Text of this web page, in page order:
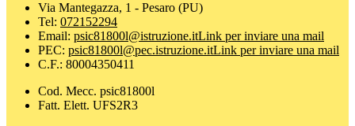
Via Mantegazza, 1 - Pesaro (PU)
Tel: 072152294
Email: psic81800l@istruzione.itLink per inviare una mail
PEC: psic81800l@pec.istruzione.itLink per inviare una mail
C.F.: 80004350411
Cod. Mecc. psic81800l
Fatt. Elett. UFS2R3